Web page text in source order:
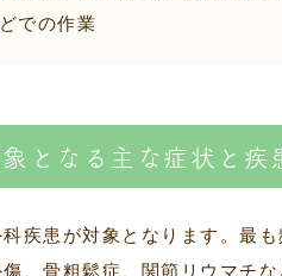
での作業
となる主な症状と疾
疾患が対象となります。最
、骨粗鬆症、関節リウマチ